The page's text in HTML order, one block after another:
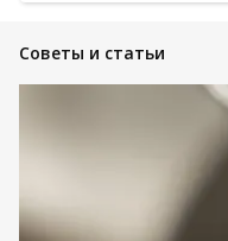
Советы и статьи